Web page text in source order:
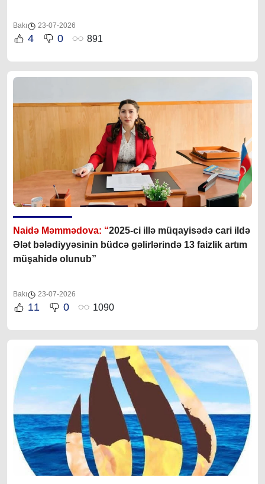
Bakı 23-07-2026
4 0 891
Naidə Məmmədova: “2025-ci illə müqayisədə cari ildə
Ələt bələdiyyəsinin büdcə gəlirlərində 13 faizlik artım
müşahidə olunub”
Bakı 23-07-2026
11 0 1090